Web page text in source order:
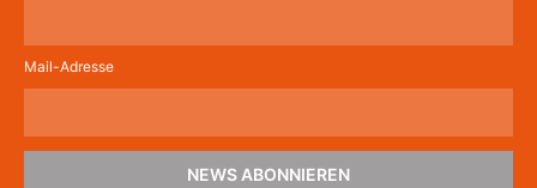
Mail-Adresse
NEWS ABONNIEREN